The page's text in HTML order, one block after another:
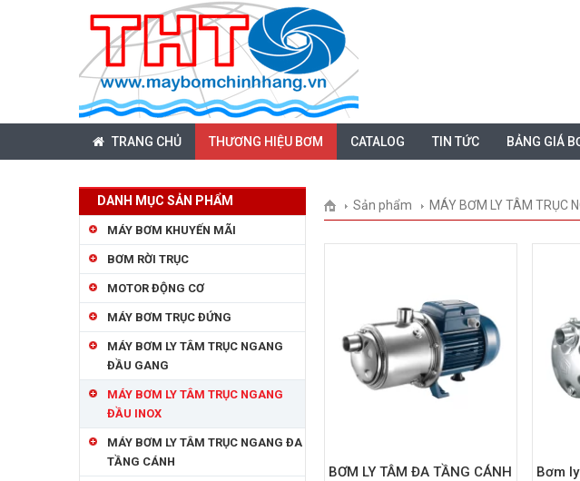
TRANG CHỦ THƯƠNG HIỆU BƠM CATALOG TIN TỨC BẢNG GIÁ
DANH MỤC SẢN PHẨM
MÁY BƠM KHUYẾN MÃI
BƠM RỜI TRỤC
MOTOR ĐỘNG CƠ
MÁY BƠM TRỤC ĐỨNG
MÁY BƠM LY TÂM TRỤC NGANG
ĐẦU GANG
MÁY BƠM LY TÂM TRỤC NGANG
ĐẦU INOX
MÁY BƠM LY TÂM TRỤC NGANG ĐA
TẦNG CÁNH
Sản phẩm MÁY BƠM LY TÂM TRỤC
BƠM LY TÂM ĐA TẦNG CÁNH
Bơm